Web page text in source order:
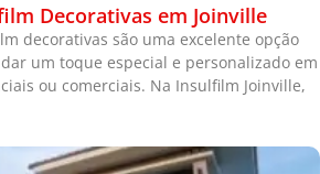
Decorativas em Joinville
decorativas são uma excelente opção
um toque especial e personalizado em
ou comerciais. Na Insulfilm Joinville,